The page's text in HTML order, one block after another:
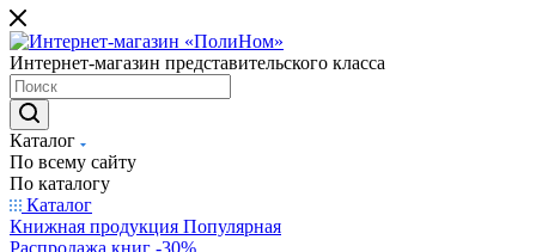
Интернет-магазин представительского класса
Каталог
По всему сайту
По каталогу
Каталог
Книжная продукция Популярная
Распродажа книг -30%